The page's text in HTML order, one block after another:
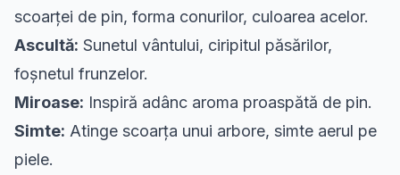
scoarței de pin, forma conurilor, culoarea acelor.
Ascultă: Sunetul vântului, ciripitul păsărilor,
foșnetul frunzelor.
Miroase: Inspiră adânc aroma proaspătă de pin.
Simte: Atinge scoarța unui arbore, simte aerul pe
piele.